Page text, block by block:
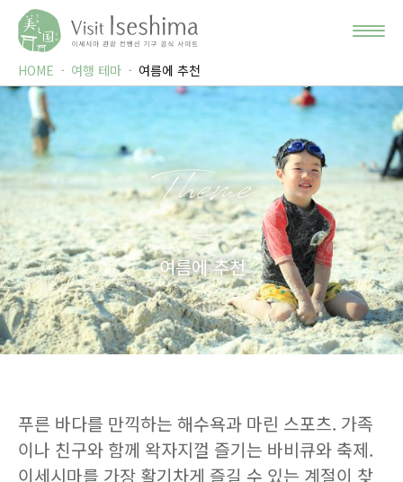
HOME 여행 테마 여름에 추천
Theme
여름에 추천
푸른 바다를 만끽하는 해수욕과 마린 스포츠. 가족
이나 친구와 함께 왁자지껄 즐기는 바비큐와 축제.
이세시마를 가장 활기차게 즐길 수 있는 계절이 찾